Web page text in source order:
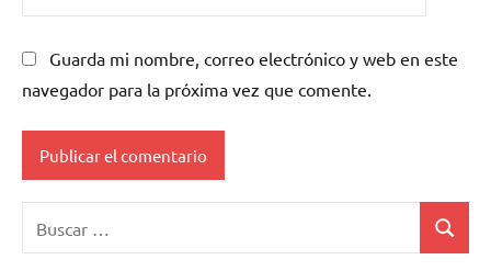
Guarda mi nombre, correo electrónico y web en este
navegador para la próxima vez que comente.
Buscar